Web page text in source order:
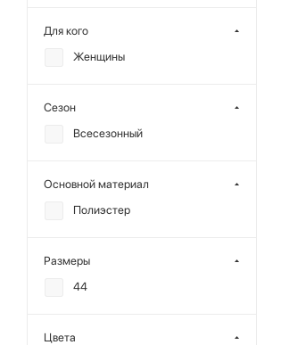
Для кого
Женщины
Сезон
Всесезонный
Основной материал
Полиэстер
Размеры
44
Цвета